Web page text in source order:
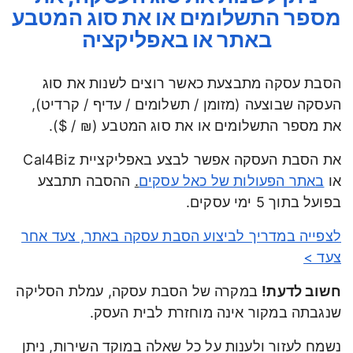
מספר התשלומים או את סוג המטבע
באתר או באפליקציה
הסבת עסקה מתבצעת כאשר רוצים לשנות את סוג
העסקה שבוצעה (מזומן / תשלומים / עדיף / קרדיט),
את מספר התשלומים או את סוג המטבע (₪ / $).
את הסבת העסקה אפשר לבצע באפליקציית Cal4Biz
או באתר הפעולות של כאל עסקים. ההסבה תתבצע
בפועל בתוך 5 ימי עסקים.
לצפייה במדריך לביצוע הסבת עסקה באתר, צעד אחר
צעד >
חשוב לדעת! במקרה של הסבת עסקה, עמלת הסליקה
שנגבתה במקור אינה מוחזרת לבית העסק.
נשמח לעזור ולענות על כל שאלה במוקד השירות, ניתן